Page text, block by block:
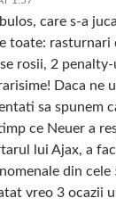
care s-a
toate: rasturnari
rosii, 2
Daca ne
sa spunem
ce Neuer a
lui Ajax, a
din cele
vreo 3 ocazii